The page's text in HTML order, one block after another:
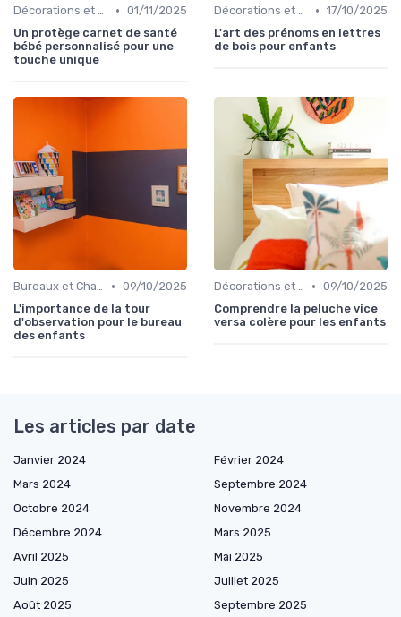
Décorations et Accessoires de Chambre • 01/11/2025
Un protège carnet de santé
bébé personnalisé pour une
touche unique
Décorations et Accessoires de Chambre • 17/10/2025
L'art des prénoms en lettres
de bois pour enfants
Bureaux et Chaises pour Enfants • 09/10/2025
L'importance de la tour
d'observation pour le bureau
des enfants
Décorations et Accessoires de Chambre • 09/10/2025
Comprendre la peluche vice
versa colère pour les enfants
Les articles par date
Janvier 2024
Février 2024
Mars 2024
Septembre 2024
Octobre 2024
Novembre 2024
Décembre 2024
Mars 2025
Avril 2025
Mai 2025
Juin 2025
Juillet 2025
Août 2025
Septembre 2025